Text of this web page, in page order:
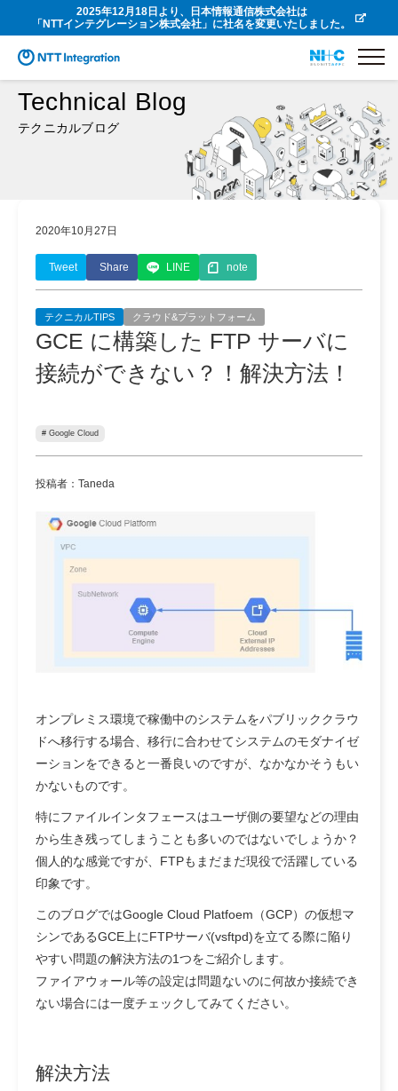
2025年12月18日より、日本情報通信株式会社は
「NTTインテグレーション株式会社」に社名を変更いたしました。
Technical Blog
テクニカルブログ
2020年10月27日
Tweet Share LINE note
テクニカルTIPS クラウド&プラットフォーム
GCE に構築した FTP サーバに
接続ができない？！解決方法！
# Google Cloud
投稿者：Taneda
オンプレミス環境で稼働中のシステムをパブリッククラウ
ドへ移行する場合、移行に合わせてシステムのモダナイゼ
ーションをできると一番良いのですが、なかなかそうもい
かないものです。
特にファイルインタフェースはユーザ側の要望などの理由
から生き残ってしまうことも多いのではないでしょうか？
個人的な感覚ですが、FTPもまだまだ現役で活躍している
印象です。
このブログではGoogle Cloud Platfoem（GCP）の仮想マ
シンであるGCE上にFTPサーバ(vsftpd)を立てる際に陥り
やすい問題の解決方法の1つをご紹介します。
ファイアウォール等の設定は問題ないのに何故か接続でき
ない場合には一度チェックしてみてください。
解決方法